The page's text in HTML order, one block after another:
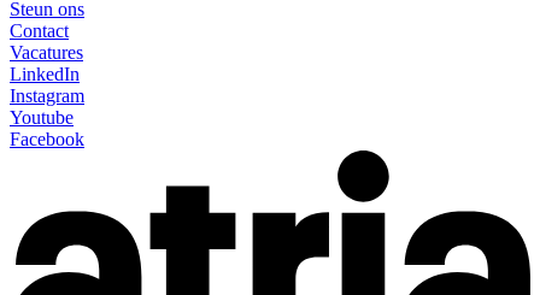
Steun ons
Contact
Vacatures
LinkedIn
Instagram
Youtube
Facebook